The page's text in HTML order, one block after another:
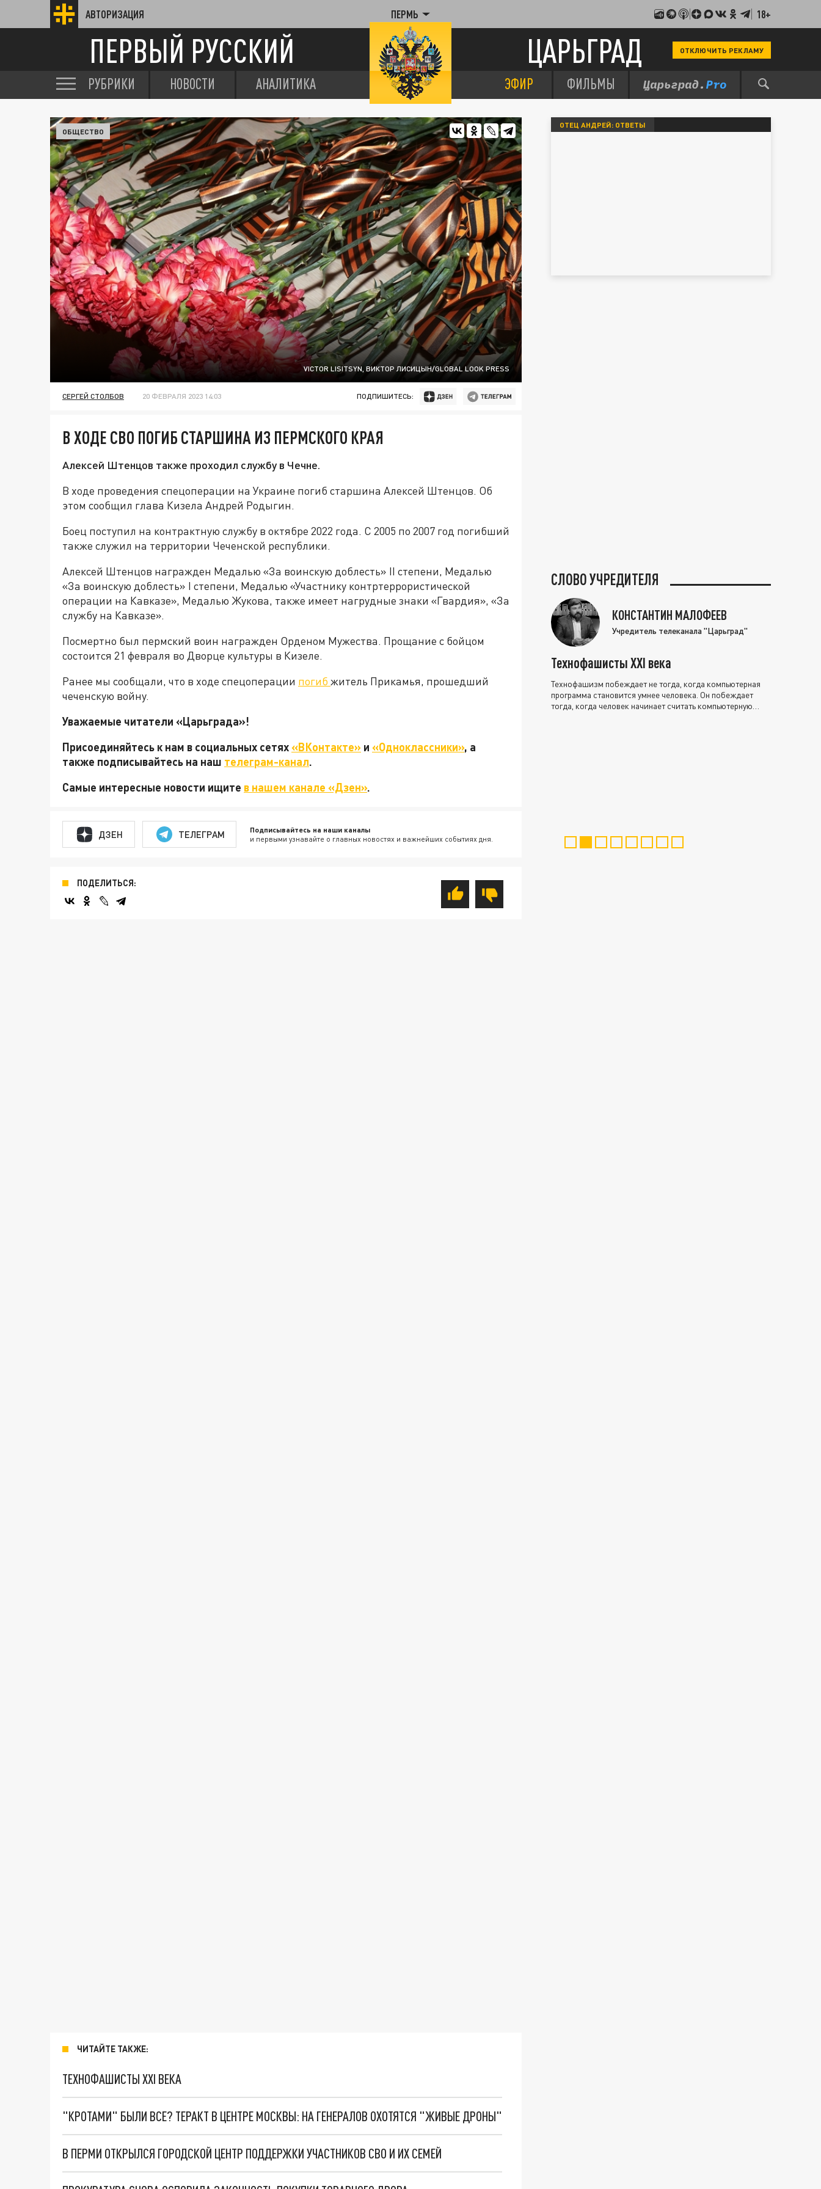
АВТОРИЗАЦИЯ ПЕРМЬ 18+
ПЕРВЫЙ РУССКИЙ ЦАРЬГРАД ОТКЛЮЧИТЬ РЕКЛАМУ
РУБРИКИ НОВОСТИ АНАЛИТИКА ЭФИР ФИЛЬМЫ
VICTOR LISITSYN, ВИКТОР ЛИСИЦЫН/GLOBAL LOOK PRESS
ОБЩЕСТВО
СЕРГЕЙ СТОЛБОВ 20 ФЕВРАЛЯ 2023 14:03 ПОДПИШИТЕСЬ:
В ХОДЕ СВО ПОГИБ СТАРШИНА ИЗ ПЕРМСКОГО КРАЯ
Алексей Штенцов также проходил службу в Чечне.
В ходе проведения спецоперации на Украине погиб старшина Алексей Штенцов. Об
этом сообщил глава Кизела Андрей Родыгин.
Боец поступил на контрактную службу в октябре 2022 года. С 2005 по 2007 год погибший
также служил на территории Чеченской республики.
Алексей Штенцов награжден Медалью «За воинскую доблесть» II степени, Медалью
«За воинскую доблесть» I степени, Медалью «Участнику контртеррористической
операции на Кавказе», Медалью Жукова, также имеет нагрудные знаки «Гвардия», «За
службу на Кавказе».
Посмертно был пермский воин награжден Орденом Мужества. Прощание с бойцом
состоится 21 февраля во Дворце культуры в Кизеле.
Ранее мы сообщали, что в ходе спецоперации погиб житель Прикамья, прошедший
чеченскую войну.
Уважаемые читатели «Царьграда»!
Присоединяйтесь к нам в социальных сетях«ВКонтакте» и «Одноклассники», а
также подписывайтесь на наш телеграм-канал.
Самые интересные новости ищите в нашем канале «Дзен».
ДЗЕН ТЕЛЕГРАМ Подписывайтесь на наши каналы
и первыми узнавайте о главных новостях и важнейших событиях дня.
ПОДЕЛИТЬСЯ:
ЧИТАЙТЕ ТАКЖЕ:
ТЕХНОФАШИСТЫ XXI ВЕКА
"КРОТАМИ" БЫЛИ ВСЕ? ТЕРАКТ В ЦЕНТРЕ МОСКВЫ: НА ГЕНЕРАЛОВ ОХОТЯТСЯ "ЖИВЫЕ ДРОНЫ"
В ПЕРМИ ОТКРЫЛСЯ ГОРОДСКОЙ ЦЕНТР ПОДДЕРЖКИ УЧАСТНИКОВ СВО И ИХ СЕМЕЙ
ОТЕЦ АНДРЕЙ: ОТВЕТЫ
СЛОВО УЧРЕДИТЕЛЯ
КОНСТАНТИН МАЛОФЕЕВ
Учредитель телеканала "Царьград"
Технофашисты XXI века
Технофашизм побеждает не тогда, когда компьютерная
программа становится умнее человека. Он побеждает
тогда, когда человек начинает считать компьютерную